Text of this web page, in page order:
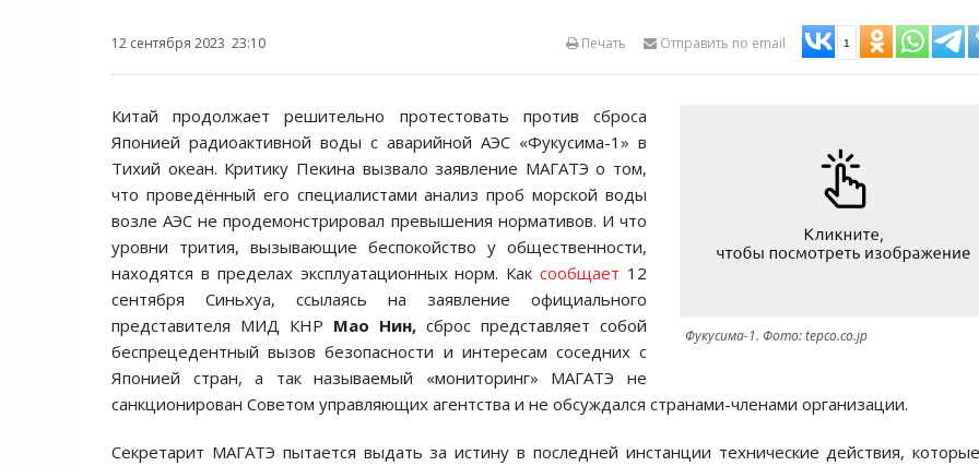
12 сентября 2023 23:10 Отправить по email 1
Печать
Фукусима-1. Фото: tepco.co.jp
Китай продолжает решительно протестовать против сброса
Японией радиоактивной воды с аварийной АЭС «Фукусима-1» в
Тихий океан. Критику Пекина вызвало заявление МАГАТЭ о том,
что проведённый его специалистами анализ проб морской воды
возле АЭС не продемонстрировал превышения нормативов. И что
уровни трития, вызывающие беспокойство у общественности,
находятся в пределах эксплуатационных норм. Каксообщает 12
сентября Синьхуа, ссылаясь на заявление официального
представителя МИД КНР Мао Нин, сброс представляет собой
беспрецедентный вызов безопасности и интересам соседних с
Японией стран, а так называемый «мониторинг» МАГАТЭ не
санкционирован Советом управляющих агентства и не обсуждался странами-членами организации.
Секретарит МАГАТЭ пытается выдать за истину в последней инстанции технические действия,